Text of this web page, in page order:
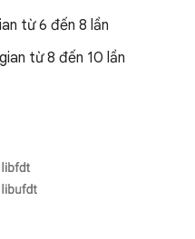
từ 6 đến 8 lần
từ 8 đến 10 lần